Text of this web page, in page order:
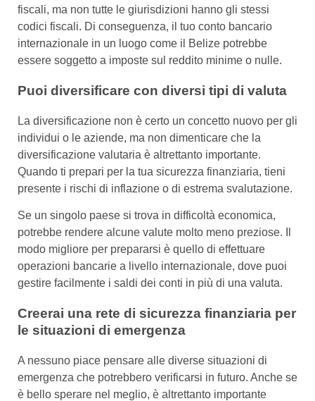
fiscali, ma non tutte le giurisdizioni hanno gli stessi
codici fiscali. Di conseguenza, il tuo conto bancario
internazionale in un luogo come il Belize potrebbe
essere soggetto a imposte sul reddito minime o nulle.
Puoi diversificare con diversi tipi di valuta
La diversificazione non è certo un concetto nuovo per gli
individui o le aziende, ma non dimenticare che la
diversificazione valutaria è altrettanto importante.
Quando ti prepari per la tua sicurezza finanziaria, tieni
presente i rischi di inflazione o di estrema svalutazione.
Se un singolo paese si trova in difficoltà economica,
potrebbe rendere alcune valute molto meno preziose. Il
modo migliore per prepararsi è quello di effettuare
operazioni bancarie a livello internazionale, dove puoi
gestire facilmente i saldi dei conti in più di una valuta.
Creerai una rete di sicurezza finanziaria per
le situazioni di emergenza
A nessuno piace pensare alle diverse situazioni di
emergenza che potrebbero verificarsi in futuro. Anche se
è bello sperare nel meglio, è altrettanto importante